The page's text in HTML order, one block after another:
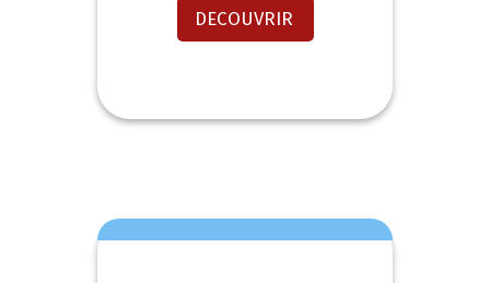
DECOUVRIR